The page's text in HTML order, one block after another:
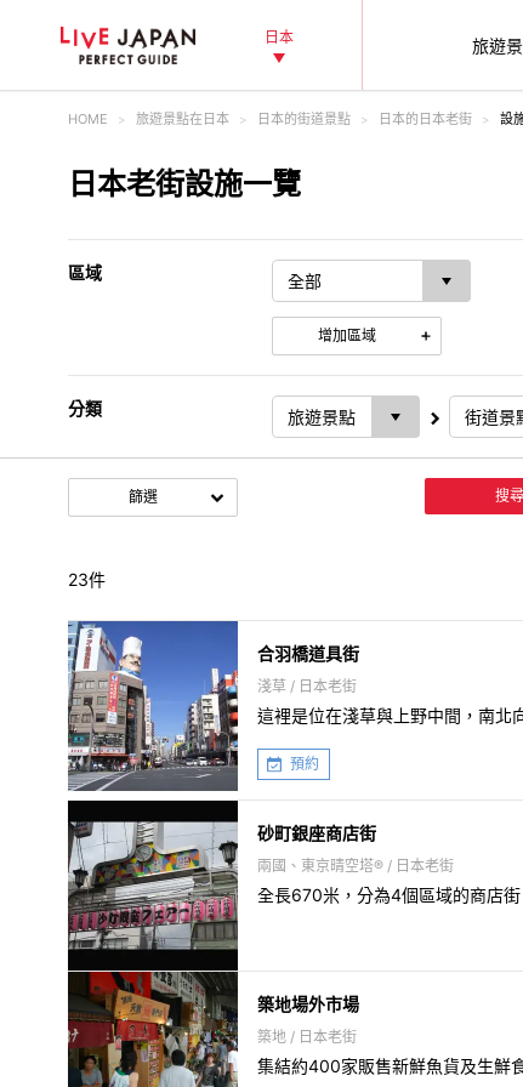
日本 旅遊
HOME 旅遊景點‎在日本 日本的街道景點 日本的日本老街 設
日本老街設施一覽
區域
增加區域
分類
篩選 搜尋
23件
合羽橋道具街
淺草 / 日本老街
這裡是位在淺草與上野中間，南北
預約
砂町銀座商店街
兩國、東京晴空塔® / 日本老街
全長670米，分為4個區域的商店街
築地場外市場
築地 / 日本老街
集結約400家販售新鮮魚貨及生鮮